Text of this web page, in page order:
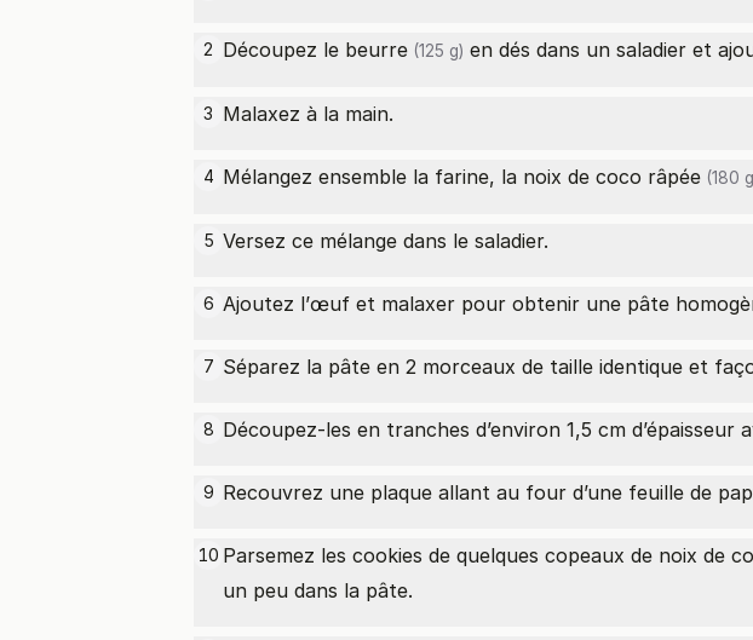
2 Découpez le beurre (125 g) en dés dans un saladier et
3 Malaxez à la main.
4 Mélangez ensemble la farine, la noix de coco râpée (180
5 Versez ce mélange dans le saladier.
6 Ajoutez l’œuf et malaxer pour obtenir une pâte
7 Séparez la pâte en 2 morceaux de taille identique et
8 Découpez-les en tranches d’environ 1,5 cm
9 Recouvrez une plaque allant au four d’une feuille de
10 Parsemez les cookies de quelques copeaux de noix de
un peu dans la pâte.